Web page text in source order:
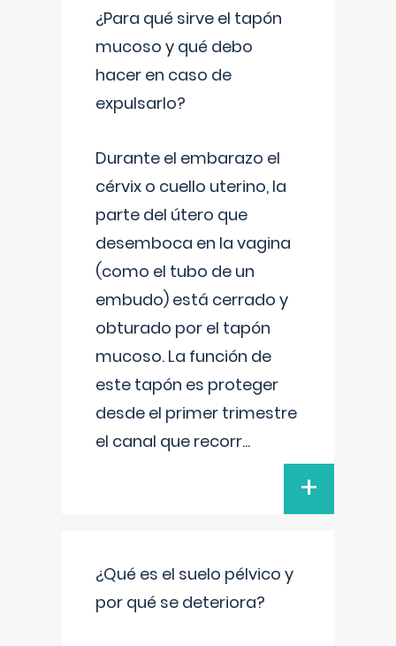
¿Para qué sirve el tapón
mucoso y qué debo
hacer en caso de
expulsarlo?
Durante el embarazo el
cérvix o cuello uterino, la
parte del útero que
desemboca en la vagina
(como el tubo de un
embudo) está cerrado y
obturado por el tapón
mucoso. La función de
este tapón es proteger
desde el primer trimestre
el canal que recorr...
+
¿Qué es el suelo pélvico y
por qué se deteriora?